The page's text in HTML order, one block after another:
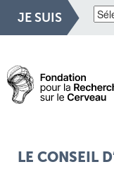
JE SUIS
LE CONSEIL